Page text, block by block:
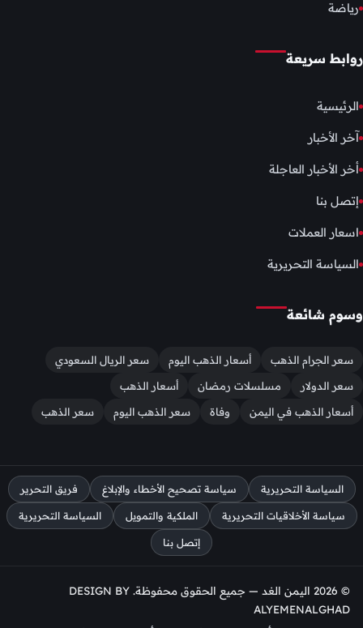
رياضة
روابط سريعة
الرئيسية
آخر الأخبار
أخر الأخبار العاجلة
إتصل بنا
اسعار العملات
السياسة التحريرية
وسوم شائعة
سعر الجرام الذهب أسعار الذهب اليوم
سعر الريال السعودي
سعر الدولار
مسلسلات رمضان
أسعار الذهب
أسعار الذهب في اليمن
وفاة سعر الذهب اليوم سعر الذهب
السياسة التحريرية سياسة تصحيح الأخطاء والإبلاغ فريق التحرير
سياسة الأخلاقيات التحريرية الملكية والتمويل السياسة التحريرية
إتصل بنا
© 2026 اليمن الغد — جميع الحقوق محفوظة. DESIGN BY
ALYEMENALGHAD